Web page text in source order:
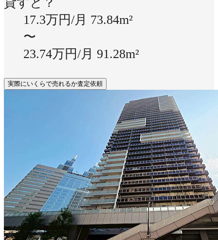
17.3万円/月 73.84m²
〜
23.74万円/月 91.28m²
実際にいくらで売れるか査定依頼